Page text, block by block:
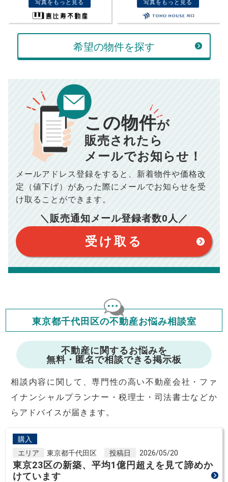
ボーナス
返済金額
万円
万円
返済シミュレーション計算結果
毎月の支払額 834
年間の支払額 10,005 円
総支払額 100,050 円
このシミュレーターは元利均等返済方式で試算しています。
このシミュレーターは、四捨五入にて計算しております。
このシミュレーターはお借り入れの全期間で金利が変わらない設
このシミュレーターでの結果は、お借り入れを保証するものでは
ありません。
このシミュレーターをご利用された方の、いかなる損害について
ますが、お借り入れの際に各金融機関にご相談ください。
会員マイページでは
修繕費・管理費の計算もできます
万円
計算する
00万円
■仲介手数料／ 00万円
■売買契約書印紙／ 0
■抵当権抹消費用／0万円
※購入価格よりも売却価格が高い場合、譲渡所得税が発生する
場合がございます。詳しくは最寄りの税務署などにご確認く
※シミュレーター結果はあくまでも概算であり、手残り金額を
保証するものではございません。
※上記売却費用には、住所変更登記の費用、引っ越し費用、住
宅ローンの一括繰上返済の手数料等は含まれておりませんの
で予めご了承ください。
おります。（物件価格×3%＋6万円＋消費税）
写真をもっと見る 写真をもっと見る
希望の物件を探す
この物件が
販売されたら
メールでお知らせ！
メールアドレス登録をすると、 新着物件や価格改
定（値下げ）があった際に メールでお知らせを受
け取ることができます。
＼販売通知メール登録者数0 人／
受け取る
東京都千代田区の不動産お悩み相談室
不動産に関するお悩みを
無料・匿名で相談できる掲示板
相談内容に関して、専門性の高い不動産会社・ファ
イナンシャルプランナー・税理士・司法書士などか
らアドバイスが届きます。
購入
エリア
東京都千代田区 投稿日 2026/05/20
東京23区の新築、平均1億円超えを見て諦めか
けています